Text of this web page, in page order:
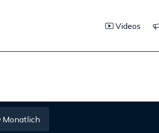
Videos
Monatlich